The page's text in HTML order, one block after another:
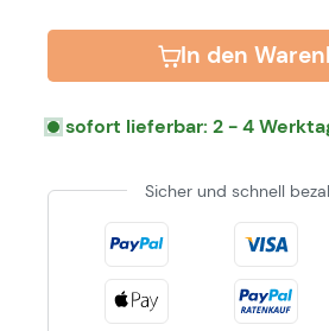
In den
sofort lieferbar: 2 - 4
Sicher und schnell